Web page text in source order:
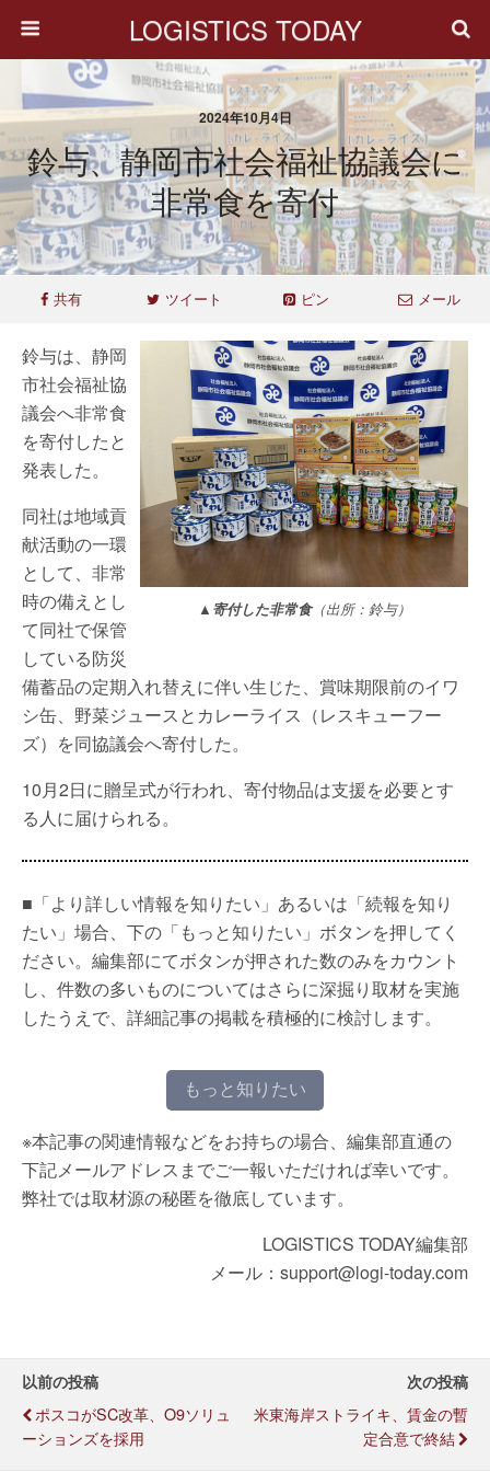
LOGISTICS TODAY
2024年10月4日
鈴与、静岡市社会福祉協議会に
非常食を寄付
共有 ツイート ピン メール
▲寄付した非常食（出所：鈴与）
鈴与は、静岡
市社会福祉協
議会へ非常食
を寄付したと
発表した。
同社は地域貢
献活動の一環
として、非常
時の備えとし
て同社で保管
している防災
備蓄品の定期入れ替えに伴い生じた、賞味期限前のイワ
シ缶、野菜ジュースとカレーライス（レスキューフー
ズ）を同協議会へ寄付した。
10月2日に贈呈式が行われ、寄付物品は支援を必要とす
る人に届けられる。
■「より詳しい情報を知りたい」あるいは「続報を知り
たい」場合、下の「もっと知りたい」ボタンを押してく
ださい。編集部にてボタンが押された数のみをカウント
し、件数の多いものについてはさらに深掘り取材を実施
したうえで、詳細記事の掲載を積極的に検討します。
もっと知りたい
※本記事の関連情報などをお持ちの場合、編集部直通の
下記メールアドレスまでご一報いただければ幸いです。
弊社では取材源の秘匿を徹底しています。
LOGISTICS TODAY編集部
メール：support@logi-today.com
以前の投稿
ポスコがSC改革、o9ソリュ
ーションズを採用
次の投稿
米東海岸ストライキ、賃金の暫
定合意で終結